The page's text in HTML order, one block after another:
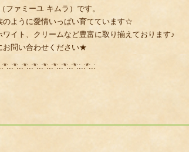
ァミーユ キムラ）です。
のように愛情いっぱい育てています☆
イト、クリームなど豊富に取り揃えております♪
お問い合わせください★